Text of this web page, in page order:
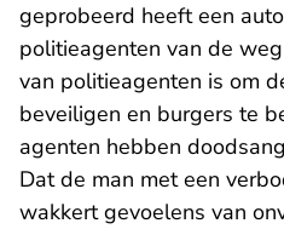
geprobeerd heeft een
politieagenten van de
van politieagenten is om
beveiligen en burgers te
agenten hebben
Dat de man met een
wakkert gevoelens van